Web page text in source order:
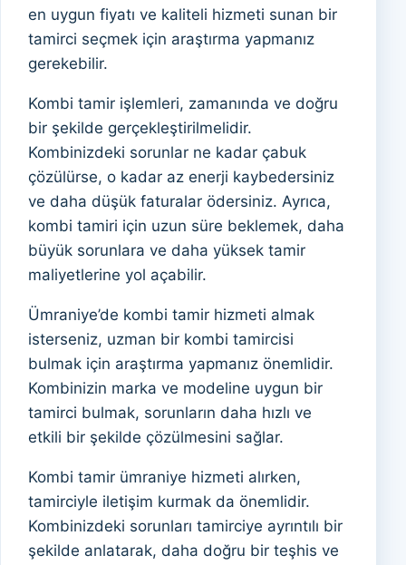
en uygun fiyatı ve kaliteli hizmeti sunan bir
tamirci seçmek için araştırma yapmanız
gerekebilir.
Kombi tamir işlemleri, zamanında ve doğru
bir şekilde gerçekleştirilmelidir.
Kombinizdeki sorunlar ne kadar çabuk
çözülürse, o kadar az enerji kaybedersiniz
ve daha düşük faturalar ödersiniz. Ayrıca,
kombi tamiri için uzun süre beklemek, daha
büyük sorunlara ve daha yüksek tamir
maliyetlerine yol açabilir.
Ümraniye’de kombi tamir hizmeti almak
isterseniz, uzman bir kombi tamircisi
bulmak için araştırma yapmanız önemlidir.
Kombinizin marka ve modeline uygun bir
tamirci bulmak, sorunların daha hızlı ve
etkili bir şekilde çözülmesini sağlar.
Kombi tamir ümraniye hizmeti alırken,
tamirciyle iletişim kurmak da önemlidir.
Kombinizdeki sorunları tamirciye ayrıntılı bir
şekilde anlatarak, daha doğru bir teşhis ve